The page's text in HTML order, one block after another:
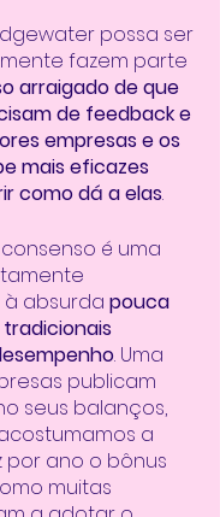
possa ser
fazem parte
arraigado de que
de feedback e
empresas e os
mais eficazes
como dá a elas.
é uma
absurda pouca
. Uma
publicam
seus balanços,
a
por ano o bônus
muitas